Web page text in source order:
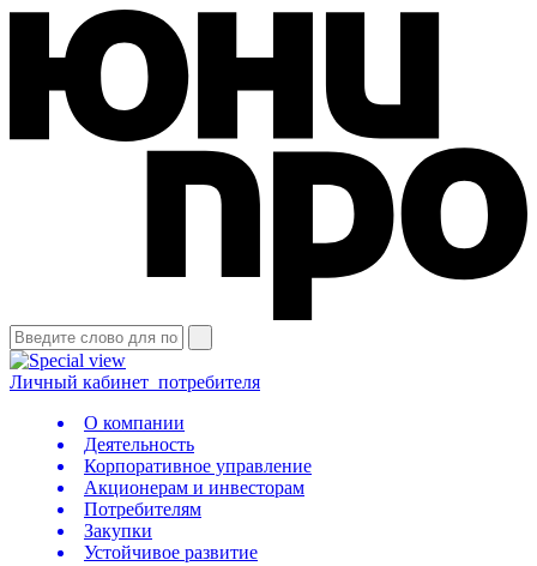
Личный кабинет потребителя
О компании
Деятельность
Корпоративное управление
Акционерам и инвесторам
Потребителям
Закупки
Устойчивое развитие